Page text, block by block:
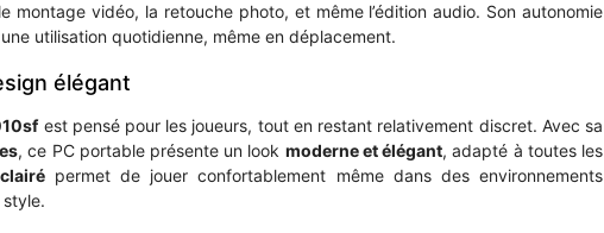
montage vidéo, la retouche photo, et même l’édition audio. Son autonomie
utilisation quotidienne, même en déplacement.
élégant
est pensé pour les joueurs, tout en restant relativement discret. Avec sa
, ce PC portable présente un look moderne et élégant, adapté à toutes les
permet de jouer confortablement même dans des environnements